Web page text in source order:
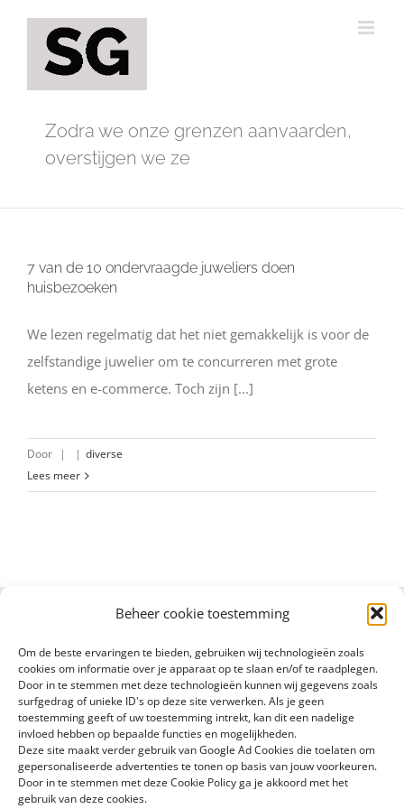
Beheer cookie toestemming
Om de beste ervaringen te bieden, gebruiken wij technologieën zoals
cookies om informatie over je apparaat op te slaan en/of te raadplegen.
Door in te stemmen met deze technologieën kunnen wij gegevens zoals
surfgedrag of unieke ID's op deze site verwerken. Als je geen
toestemming geeft of uw toestemming intrekt, kan dit een nadelige
invloed hebben op bepaalde functies en mogelijkheden.
Deze site maakt verder gebruik van Google Ad Cookies die toelaten om
gepersonaliseerde advertenties te tonen op basis van jouw voorkeuren.
Door in te stemmen met deze Cookie Policy ga je akkoord met het
gebruik van deze cookies.
Zodra we onze grenzen aanvaarden,
overstijgen we ze
7 van de 10 ondervraagde juweliers doen
huisbezoeken
We lezen regelmatig dat het niet gemakkelijk is voor de
zelfstandige juwelier om te concurreren met grote
ketens en e-commerce. Toch zijn [...]
Door | | diverse
Lees meer